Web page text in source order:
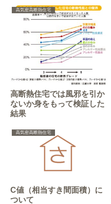
高気密高断熱住宅
高断熱住宅では風邪を引か
ないか身をもって検証した
結果
高気密高断熱住宅
C値（相当すき間面積）に
ついて